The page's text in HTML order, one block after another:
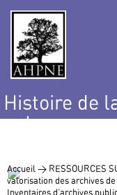
Histoire de
nature
Accueil > RESSOURCES
valorisation des archives
Inventaires d’archives